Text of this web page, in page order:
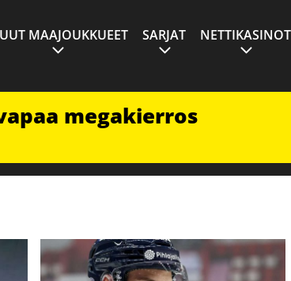
MAAJOUKKUEET SARJAT NETTIKASINOT
megakierros